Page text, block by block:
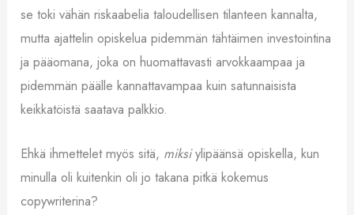
se toki vähän riskaabelia taloudellisen tilanteen kannalta,
mutta ajattelin opiskelua pidemmän tähtäimen investointina
ja pääomana, joka on huomattavasti arvokkaampaa ja
pidemmän päälle kannattavampaa kuin satunnaisista
keikkatöistä saatava palkkio.
Ehkä ihmettelet myös sitä, miksiylipäänsä opiskella, kun
minulla oli kuitenkin oli jo takana pitkä kokemus
copywriterina?